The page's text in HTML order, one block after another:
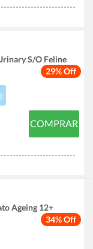
29% Off
S/O Feline
COMPRAR
34% Off
Ageing 12+